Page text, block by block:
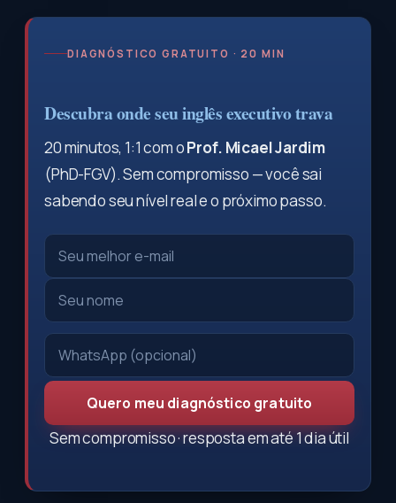
DIAGNÓSTICO GRATUITO · 20 MIN
Descubra onde seu inglês executivo trava
20 minutos, 1:1 com oProf. Micael Jardim
(PhD-FGV). Sem compromisso — você sai
sabendo seu nível real e o próximo passo.
Quero meu diagnóstico gratuito
Sem compromisso · resposta em até 1 dia útil